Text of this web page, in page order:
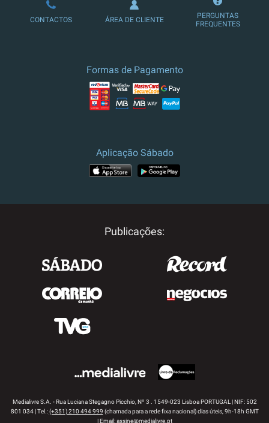
LOJA DE ASSINATURAS
CONTACTOS ÁREA DE CLIENTE
PERGUNTAS
FREQUENTES
Formas de Pagamento
Aplicação Sábado
Publicações:
Medialivre S.A. - Rua Luciana Stegagno Picchio, Nº 3 . 1549-023 Lisboa PORTUGAL | NIF: 502
801 034 | Tel.:(+351) 210 494 999 (chamada para a rede fixa nacional) dias úteis, 9h-18h GMT
| Email:assine@medialivre.pt